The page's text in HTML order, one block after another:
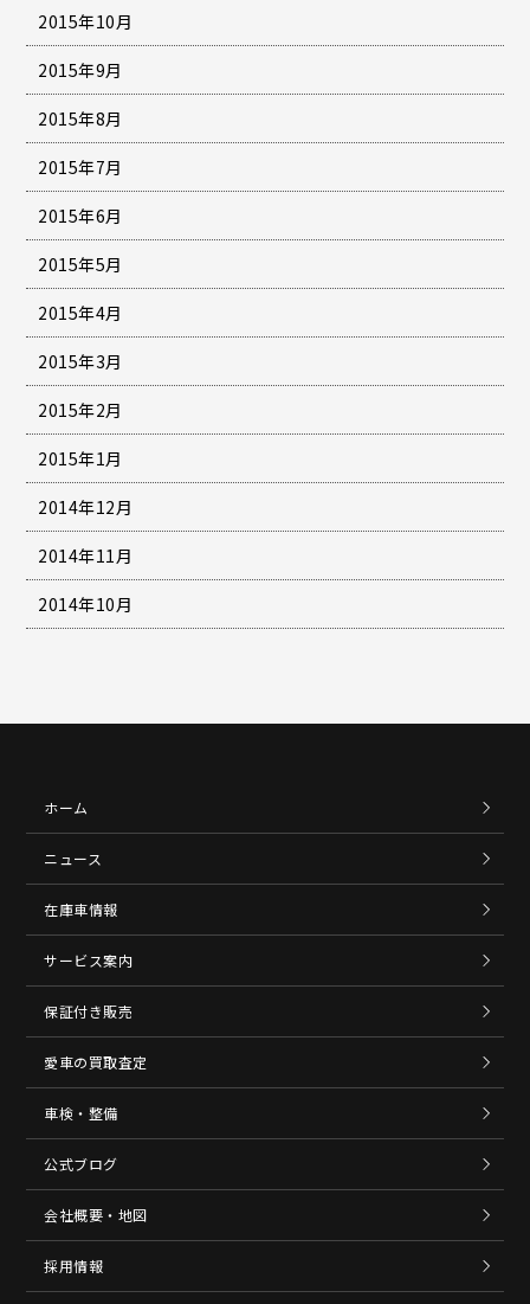
2015年10月
2015年9月
2015年8月
2015年7月
2015年6月
2015年5月
2015年4月
2015年3月
2015年2月
2015年1月
2014年12月
2014年11月
2014年10月
ホーム
ニュース
在庫車情報
サービス案内
保証付き販売
愛車の買取査定
車検・整備
公式ブログ
会社概要・地図
採用情報